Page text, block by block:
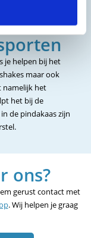
je helpen bij het
maar ook
namelijk het
het bij de
de pindakaas zijn
ons?
gerust contact met
. Wij helpen je graag